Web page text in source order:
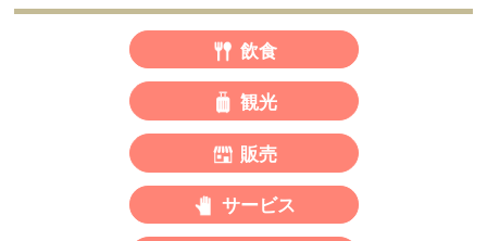
飲食
観光
販売
サービス